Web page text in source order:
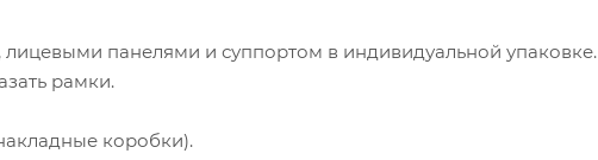
панелями и суппортом в индивидуальной упаковке.
рамки.
коробки).